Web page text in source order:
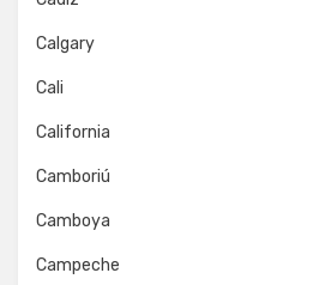
Calgary
Cali
California
Camboriú
Camboya
Campeche